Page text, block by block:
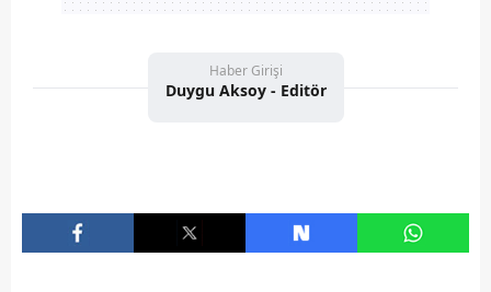
Haber Girişi
Duygu Aksoy - Editör